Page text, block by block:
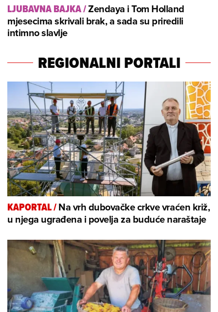
LJUBAVNA BAJKA/Zendaya i Tom Holland
mjesecima skrivali brak, a sada su priredili
intimno slavlje
REGIONALNI PORTALI
KAPORTAL/Na vrh dubovačke crkve vraćen križ,
u njega ugrađena i povelja za buduće naraštaje